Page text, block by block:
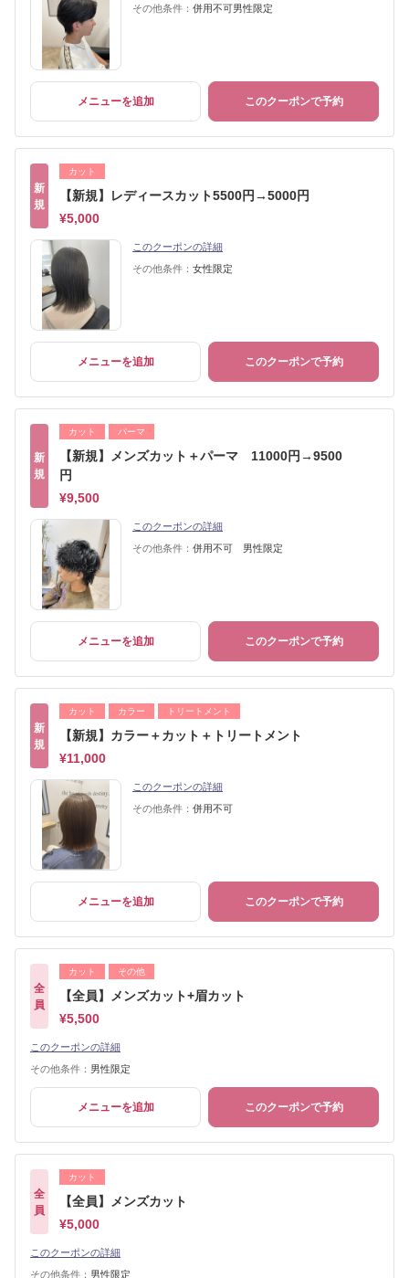
その他条件： 併用不可男性限定
メニューを追加 このクーポンで予約
新
規
カット
【新規】レディースカット5500円→5000円
¥5,000
このクーポンの詳細
その他条件： 女性限定
メニューを追加 このクーポンで予約
新
規
カット パーマ
【新規】メンズカット＋パーマ 11000円→9500
円
¥9,500
このクーポンの詳細
その他条件： 併用不可 男性限定
メニューを追加 このクーポンで予約
新
規
カット カラー トリートメント
【新規】カラー＋カット＋トリートメント
¥11,000
このクーポンの詳細
その他条件： 併用不可
メニューを追加 このクーポンで予約
全
員
カット その他
【全員】メンズカット+眉カット
¥5,500
このクーポンの詳細
その他条件： 男性限定
メニューを追加 このクーポンで予約
全
員
カット
【全員】メンズカット
¥5,000
このクーポンの詳細
その他条件： 男性限定